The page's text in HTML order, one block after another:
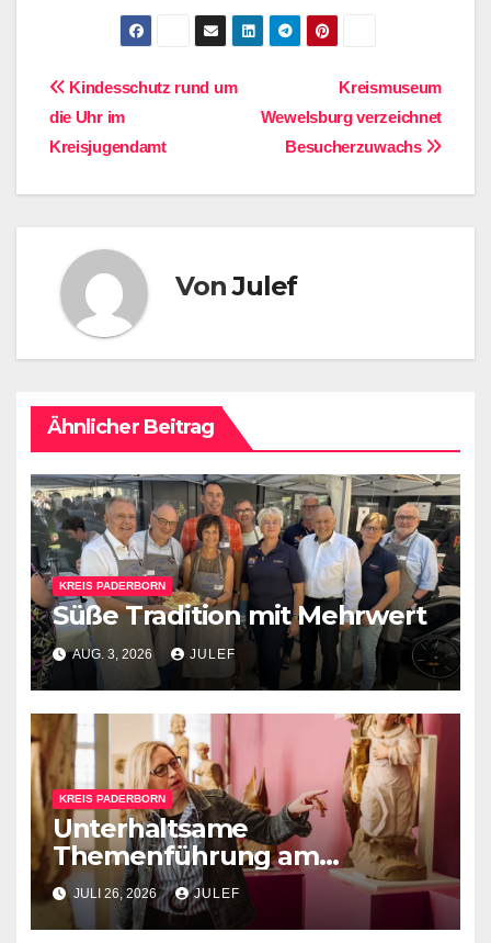
BeitragsnavigationKreismuseum
Wewelsburg verzeichnet
Besucherzuwachs
Kindesschutz rund um
die Uhr im
Kreisjugendamt
VonJulef
Ähnlicher Beitrag
KREIS PADERBORN
Süße Tradition mit Mehrwert
AUG. 3, 2026 JULEF
KREIS PADERBORN
Unterhaltsame
Themenführung am
Sonntag, 2. August, um 15 Uhr
im Kreismuseum
JULI 26, 2026 JULEF